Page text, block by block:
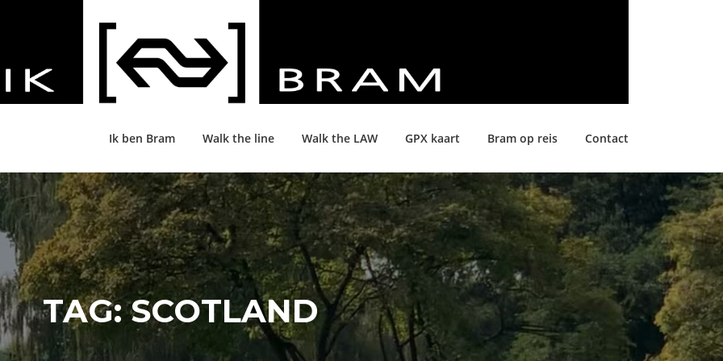
Ik ben Bram Walk the line Walk the LAW GPX kaart Bram op reis Contact
TAG:SCOTLAND